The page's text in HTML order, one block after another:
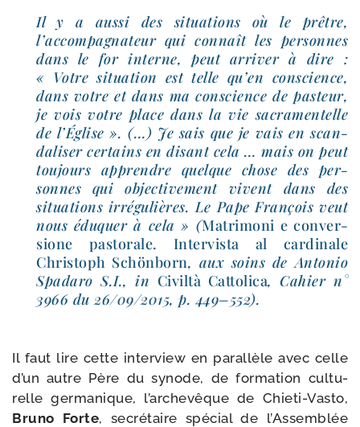
Il y a aus­si des situa­tions où le prêtre,
l’accompagnateur qui connaît les per­sonnes
dans le for interne, peut arri­ver à dire :
« Votre situa­tion est telle qu’en conscience,
dans votre et dans ma conscience de pas­teur,
je vois votre place dans la vie sacra­men­telle
de l’Église ». (…) Je sais que je vais en scan­
da­li­ser cer­tains en disant cela … mais on peut
tou­jours apprendre quelque chose des per­
sonnes qui objec­ti­ve­ment vivent dans des
situa­tions irré­gu­lières. Le Pape François veut
nous édu­quer à cela » (Matrimoni e conver­
sione pas­to­rale. Intervista al car­di­nale
Christoph Schönborn, aux soins de Antonio
Spadaro S.I., in Civiltà Cattolica, Cahier n°
3966 du 26/​09/​2015, p. 449–552).
Il faut lire cette inter­view en paral­lèle avec celle
d’un autre Père du synode, de for­ma­tion cultu­
relle ger­ma­nique, l’archevêque de Chieti-​Vasto,
Bruno Forte, secré­taire spé­cial de l’Assemblée